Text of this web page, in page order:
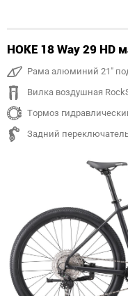
HOKE 18 Way 29
Рама алюминий 21"
Тормоз
Задний